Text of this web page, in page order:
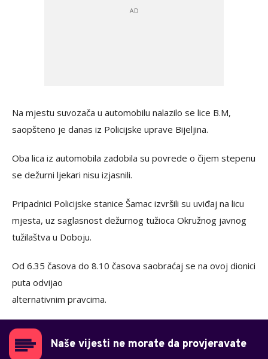
Na mjestu suvozača u automobilu nalazilo se lice B.M,
saopšteno je danas iz Policijske uprave Bijeljina.
Oba lica iz automobila zadobila su povrede o čijem stepenu
se dežurni ljekari nisu izjasnili.
Pripadnici Policijske stanice Šamac izvršili su uviđaj na licu
mjesta, uz saglasnost dežurnog tužioca Okružnog javnog
tužilaštva u Doboju.
Od 6.35 časova do 8.10 časova saobraćaj se na ovoj dionici
puta odvijao
alternativnim pravcima.
Naše vijesti ne morate da provjeravate